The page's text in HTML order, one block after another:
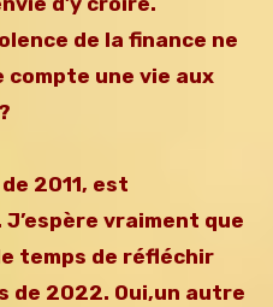
de la finance ne
compte une vie aux
2011, est
vraiment que
temps de réfléchir
de 2022. Oui,un autre